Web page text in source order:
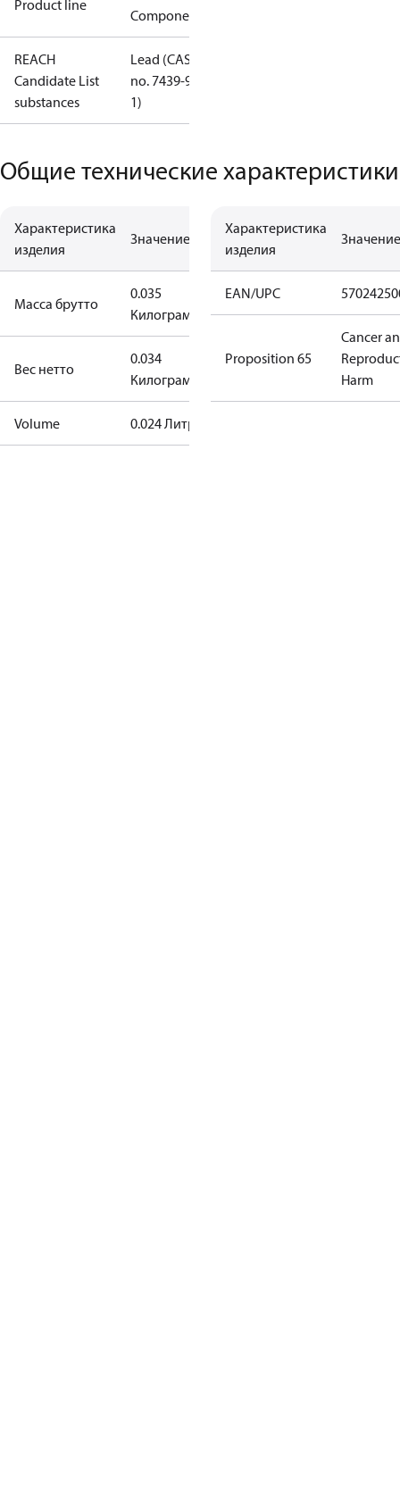
Product line
Components
REACH
Candidate List
substances
Lead (CAS
no. 7439-92-
1)
Общие технические характеристики
Характеристика
изделия
Значение
Масса брутто
0.035
Килограмм
Вес нетто
0.034
Килограмм
Volume 0.024 Литр
Характеристика
изделия
Значение
EAN/UPC
Proposition 65
Cancer
Harm